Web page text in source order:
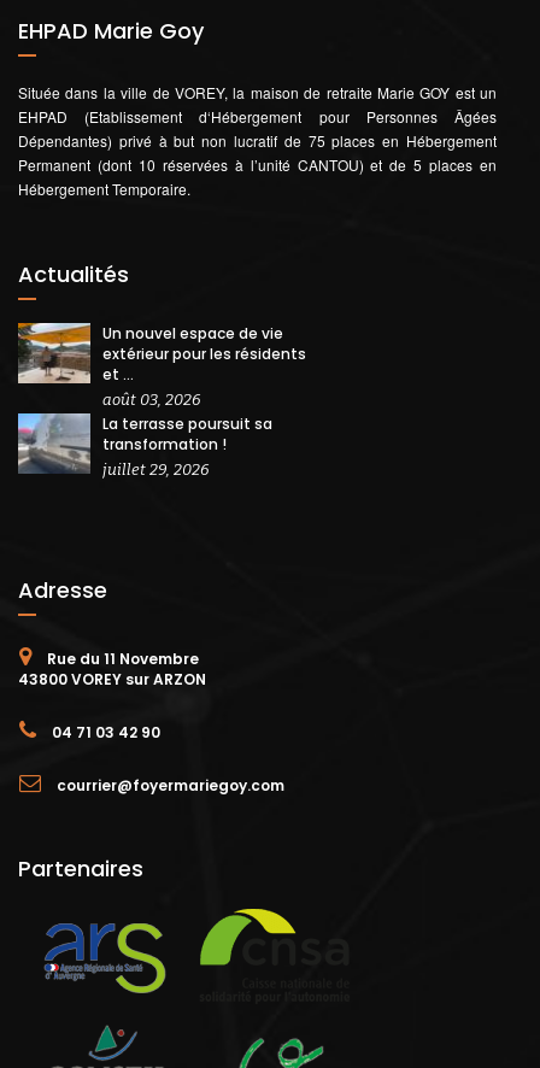
EHPAD Marie Goy
Située dans la ville de VOREY, la maison de retraite Marie GOY est un
EHPAD (Etablissement d‘Hébergement pour Personnes Âgées
Dépendantes) privé à but non lucratif de 75 places en Hébergement
Permanent (dont 10 réservées à l’unité CANTOU) et de 5 places en
Hébergement Temporaire.
Actualités
Un nouvel espace de vie
extérieur pour les résidents
et ...
août 03, 2026
La terrasse poursuit sa
transformation !
juillet 29, 2026
Adresse
Rue du 11 Novembre
43800 VOREY sur ARZON
04 71 03 42 90
courrier@foyermariegoy.com
Partenaires